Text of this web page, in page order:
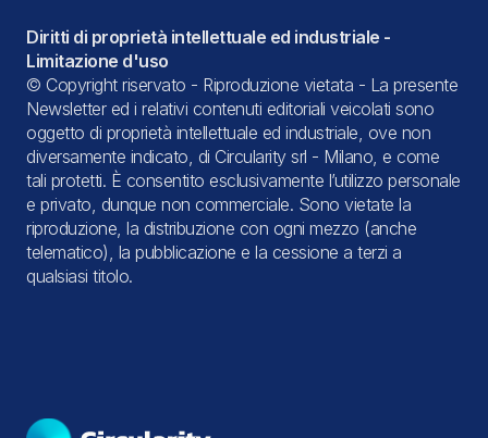
Diritti di proprietà intellettuale ed industriale -
Limitazione d'uso
© Copyright riservato - Riproduzione vietata - La presente
Newsletter ed i relativi contenuti editoriali veicolati sono
oggetto di proprietà intellettuale ed industriale, ove non
diversamente indicato, di Circularity srl - Milano, e come
tali protetti. È consentito esclusivamente l’utilizzo personale
e privato, dunque non commerciale. Sono vietate la
riproduzione, la distribuzione con ogni mezzo (anche
telematico), la pubblicazione e la cessione a terzi a
qualsiasi titolo.